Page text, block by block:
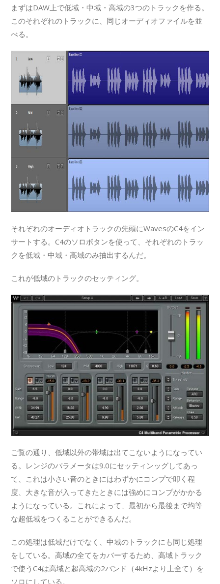
まずはDAW上で低域・中域・高域の3つのトラックを作る。
このそれぞれのトラックに、同じオーディオファイルを並
べる。
それぞれのオーディオトラックの先頭にWavesのC4をイン
サートする。C4のソロボタンを使って、それぞれのトラッ
クを低域・中域・高域のみ抽出するんだ。
これが低域のトラックのセッティング。
ご覧の通り、低域以外の帯域は出てこないようになってい
る。レンジのパラメータは9.0にセッティンッグしてあっ
て、これは小さい音のときにはわずかにコンプで叩く程
度、大きな音が入ってきたときには強めにコンプがかかる
ようになっている。これによって、最初から最後まで均等
な超低域をつくることができるんだ。
この処理は低域だけでなく、中域のトラックにも同じ処理
をしている。高域の全てをカバーするため、高域トラック
で使うC4は高域と超高域の2バンド（4kHzより上全て）を
ソロにしている。